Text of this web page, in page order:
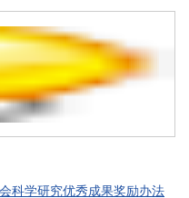
科学研究优秀成果奖励办法